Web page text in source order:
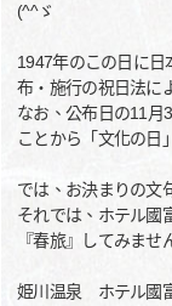
(^^ゞ
1947年のこの日に
布・施行の祝日法に
なお、公布日の11月
ことから「文化の日
では、お決まりの文
それでは、ホテル國
『春旅』してみませ
姫川温泉 ホテル國